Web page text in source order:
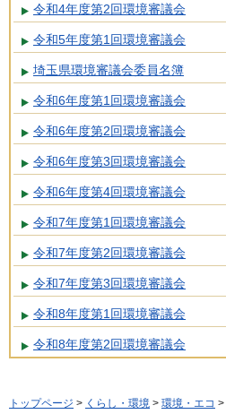
令和4年度第2回環境審議会
令和5年度第1回環境審議会
埼玉県環境審議会委員名簿
令和6年度第1回環境審議会
令和6年度第2回環境審議会
令和6年度第3回環境審議会
令和6年度第4回環境審議会
令和7年度第1回環境審議会
令和7年度第2回環境審議会
令和7年度第3回環境審議会
令和8年度第1回環境審議会
令和8年度第2回環境審議会
トップページ > くらし・環境 > 環境・エコ >